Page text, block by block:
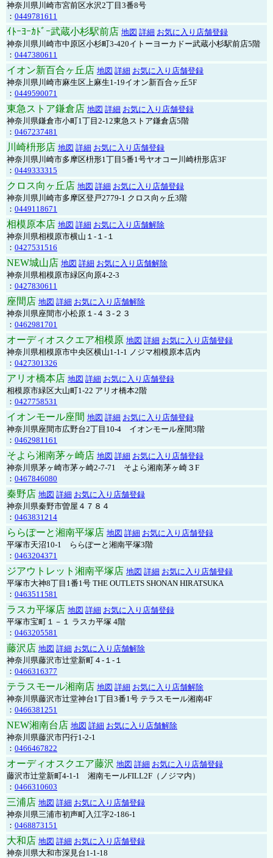
神奈川県川崎市宮前区水沢2丁目3番8号
： 0449781611
ｲﾄｰﾖｰｶﾄﾞｰ武蔵小杉駅前店 地図 詳細 お気に入り店舗登録
神奈川県川崎市中原区小杉町3-420イトーヨーカドー武蔵小杉駅前店5階
： 0447380611
イオン新百合ヶ丘店 地図 詳細 お気に入り店舗登録
神奈川県川崎市麻生区上麻生1-19イオン新百合ヶ丘5F
： 0449590071
東急ストア鎌倉店 地図 詳細 お気に入り店舗登録
神奈川県鎌倉市小町1丁目2-12東急ストア鎌倉店5階
： 0467237481
川崎枡形店 地図 詳細 お気に入り店舗登録
神奈川県川崎市多摩区枡形1丁目5番1号ヤオコー川崎枡形店3F
： 0449333315
クロス向ヶ丘店 地図 詳細 お気に入り店舗登録
神奈川県川崎市多摩区登戸2779-1 クロス向ヶ丘3階
： 0449118671
相模原本店 地図 詳細 お気に入り店舗解除
神奈川県相模原市横山１-１-１
： 0427531516
NEW城山店 地図 詳細 お気に入り店舗解除
神奈川県相模原市緑区向原4-2-3
： 0427830611
座間店 地図 詳細 お気に入り店舗解除
神奈川県座間市小松原１-４３-２３
： 0462981701
オーディオスクエア相模原 地図 詳細 お気に入り店舗登録
神奈川県相模原市中央区横山1-1-1 ノジマ相模原本店内
： 0427301326
アリオ橋本店 地図 詳細 お気に入り店舗登録
相模原市緑区大山町1-22 アリオ橋本2階
： 0427758531
イオンモール座間 地図 詳細 お気に入り店舗登録
神奈川県座間市広野台2丁目10-4 イオンモール座間3階
： 0462981161
そよら湘南茅ヶ崎店 地図 詳細 お気に入り店舗登録
神奈川県茅ヶ崎市茅ヶ崎2‐7‐71 そよら湘南茅ヶ崎３F
： 0467846080
秦野店 地図 詳細 お気に入り店舗登録
神奈川県秦野市曽屋４７８４
： 0463831214
ららぽーと湘南平塚店 地図 詳細 お気に入り店舗登録
平塚市天沼10-1 ららぽーと湘南平塚3階
： 0463204371
ジアウトレット湘南平塚店 地図 詳細 お気に入り店舗登録
平塚市大神8丁目1番1号 THE OUTLETS SHONAN HIRATSUKA
： 0463511581
ラスカ平塚店 地図 詳細 お気に入り店舗登録
平塚市宝町１－１ ラスカ平塚 4階
： 0463205581
藤沢店 地図 詳細 お気に入り店舗解除
神奈川県藤沢市辻堂新町４-１-１
： 0466316377
テラスモール湘南店 地図 詳細 お気に入り店舗解除
神奈川県藤沢市辻堂神台1丁目3番1号 テラスモール湘南4F
： 0466381251
NEW湘南台店 地図 詳細 お気に入り店舗解除
神奈川県藤沢市円行1-2-1
： 0466467822
オーディオスクエア藤沢 地図 詳細 お気に入り店舗登録
藤沢市辻堂新町4-1-1 湘南モールFILL2F（ノジマ内）
： 0466310603
三浦店 地図 詳細 お気に入り店舗登録
神奈川県三浦市初声町入江字2-186-1
： 0468873151
大和店 地図 詳細 お気に入り店舗登録
神奈川県大和市深見台1-1-18